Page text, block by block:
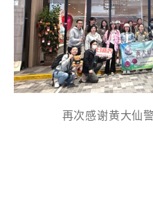
注意: 您在此電子表格所提供
括直接銷售)及其他有關用途。
*我已閱讀並同意日新
再次感谢黄大仙